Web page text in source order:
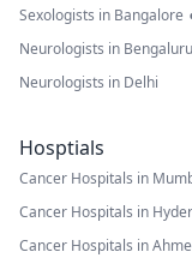
Sexologists in Bangalore
Neurologists in Bengaluru
Neurologists in Delhi
Hosptials
Cancer Hospitals in
Cancer Hospitals in
Cancer Hospitals in